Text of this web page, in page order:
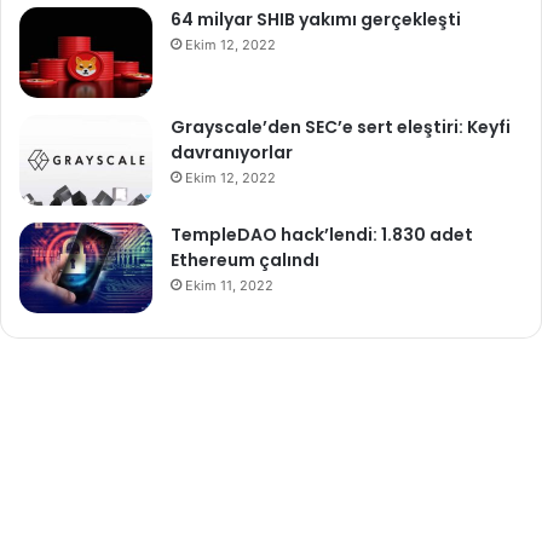
64 milyar SHIB yakımı gerçekleşti
Ekim 12, 2022
Grayscale’den SEC’e sert eleştiri: Keyfi
davranıyorlar
Ekim 12, 2022
TempleDAO hack’lendi: 1.830 adet
Ethereum çalındı
Ekim 11, 2022